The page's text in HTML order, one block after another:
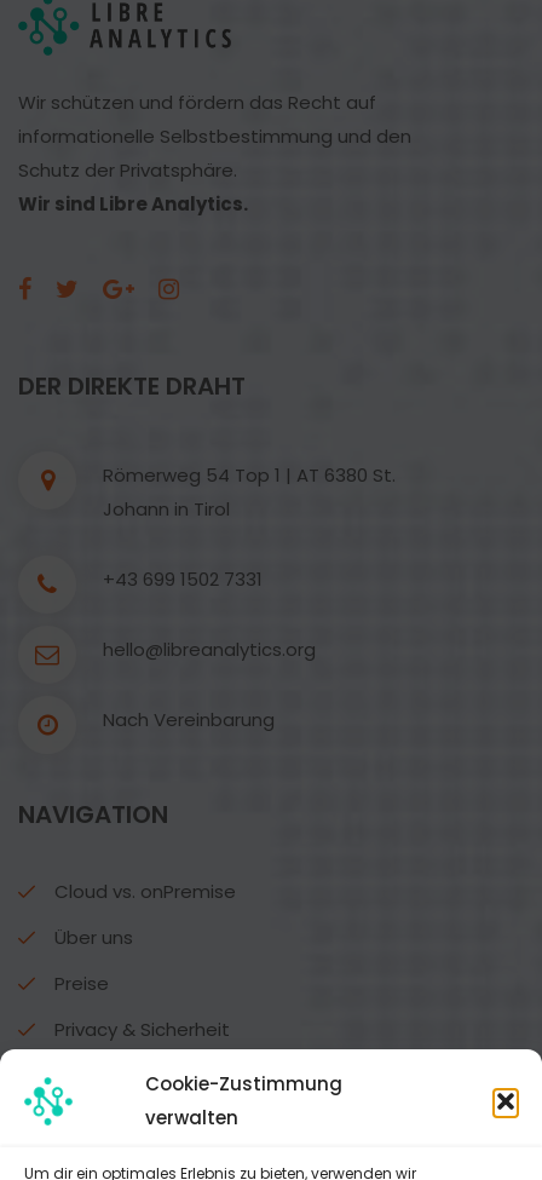
Cookie-Zustimmung
verwalten
Um dir ein optimales Erlebnis zu bieten, verwenden wir
Wir schützen und fördern das Recht auf
informationelle Selbstbestimmung und den
Schutz der Privatsphäre.
Wir sind Libre Analytics.
DER DIREKTE DRAHT
Römerweg 54 Top 1 | AT 6380 St.
Johann in Tirol
+43 699 1502 7331
hello@libreanalytics.org
Nach Vereinbarung
NAVIGATION
Cloud vs. onPremise
Über uns
Preise
Privacy & Sicherheit
Alle Funktionen
DATENSCHUTZ